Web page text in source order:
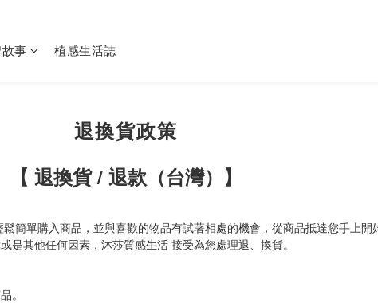
事 植感生活誌
退換貨政策
【 退換貨 / 退款（台灣）】
簡單購入商品，並與喜歡的物品有試著相處的機會，從商品抵達您手上
其他任何因素，沐莎質感生活 接受為您處理退、換貨。
。